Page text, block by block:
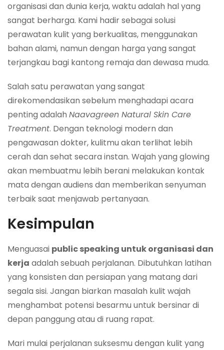
organisasi dan dunia kerja, waktu adalah hal yang
sangat berharga. Kami hadir sebagai solusi
perawatan kulit yang berkualitas, menggunakan
bahan alami, namun dengan harga yang sangat
terjangkau bagi kantong remaja dan dewasa muda.
Salah satu perawatan yang sangat
direkomendasikan sebelum menghadapi acara
penting adalah Naavagreen Natural Skin Care
Treatment. Dengan teknologi modern dan
pengawasan dokter, kulitmu akan terlihat lebih
cerah dan sehat secara instan. Wajah yang glowing
akan membuatmu lebih berani melakukan kontak
mata dengan audiens dan memberikan senyuman
terbaik saat menjawab pertanyaan.
Kesimpulan
Menguasai public speaking untuk organisasi dan
kerja adalah sebuah perjalanan. Dibutuhkan latihan
yang konsisten dan persiapan yang matang dari
segala sisi. Jangan biarkan masalah kulit wajah
menghambat potensi besarmu untuk bersinar di
depan panggung atau di ruang rapat.
Mari mulai perjalanan suksesmu dengan kulit yang